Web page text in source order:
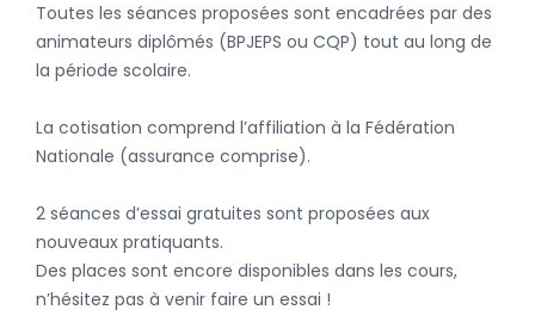
Toutes les séances proposées sont encadrées par des
animateurs diplômés (BPJEPS ou CQP) tout au long de
la période scolaire.
La cotisation comprend l’affiliation à la Fédération
Nationale (assurance comprise).
2 séances d’essai gratuites sont proposées aux
nouveaux pratiquants.
Des places sont encore disponibles dans les cours,
n’hésitez pas à venir faire un essai !